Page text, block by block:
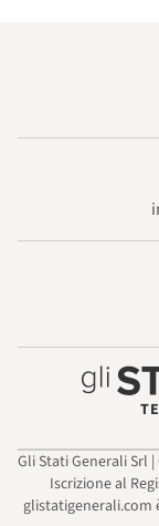
Gli Stati Generali Srl |
Iscrizione al
glistatigenerali.com